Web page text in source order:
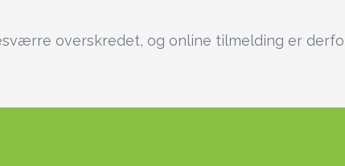
overskredet, og online tilmelding er